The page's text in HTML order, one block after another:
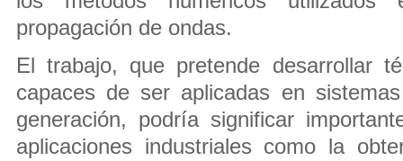
propagación de ondas.
El trabajo, que pretende desarrollar
capaces de ser aplicadas en
generación, podría significar
aplicaciones industriales como la